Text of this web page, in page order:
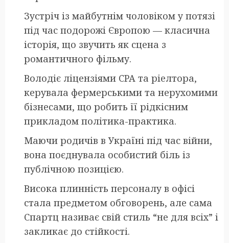
Зустріч із майбутнім чоловіком у потязі
під час подорожі Європою — класична
історія, що звучить як сцена з
романтичного фільму.
Володіє ліцензіями CPA та ріелтора,
керувала фермерськими та нерухомими
бізнесами, що робить її рідкісним
прикладом політика-практика.
Маючи родичів в Україні під час війни,
вона поєднувала особистий біль із
публічною позицією.
Висока плинність персоналу в офісі
стала предметом обговорень, але сама
Спартц називає свій стиль “не для всіх” і
закликає до стійкості.